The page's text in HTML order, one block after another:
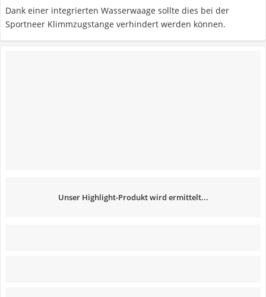
Dank einer integrierten Wasserwaage sollte dies bei der
Sportneer Klimmzugstange verhindert werden können.
Unser Highlight-Produkt wird ermittelt...